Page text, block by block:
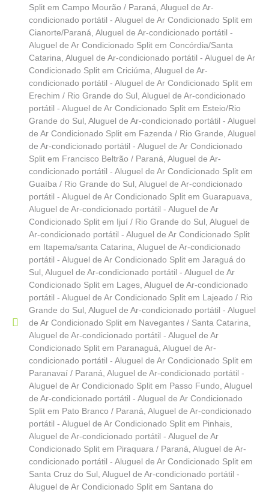
Split em Campo Mourão / Paraná Aluguel de Ar-
condicionado portátil - Aluguel de Ar Condicionado Split em
Cianorte/Paraná Aluguel de Ar-condicionado portátil -
Aluguel de Ar Condicionado Split em Concórdia/Santa
Catarina Aluguel de Ar-condicionado portátil - Aluguel de Ar
Condicionado Split em Criciúma Aluguel de Ar-
condicionado portátil - Aluguel de Ar Condicionado Split em
Erechim / Rio Grande do Sul Aluguel de Ar-condicionado
portátil - Aluguel de Ar Condicionado Split em Esteio/Rio
Grande do Sul Aluguel de Ar-condicionado portátil - Aluguel
de Ar Condicionado Split em Fazenda / Rio Grande Aluguel
de Ar-condicionado portátil - Aluguel de Ar Condicionado
Split em Francisco Beltrão / Paraná Aluguel de Ar-
condicionado portátil - Aluguel de Ar Condicionado Split em
Guaíba / Rio Grande do Sul Aluguel de Ar-condicionado
portátil - Aluguel de Ar Condicionado Split em Guarapuava
Aluguel de Ar-condicionado portátil - Aluguel de Ar
Condicionado Split em Ijuí / Rio Grande do Sul Aluguel de
Ar-condicionado portátil - Aluguel de Ar Condicionado Split
em Itapema/santa Catarina Aluguel de Ar-condicionado
portátil - Aluguel de Ar Condicionado Split em Jaraguá do
Sul Aluguel de Ar-condicionado portátil - Aluguel de Ar
Condicionado Split em Lages Aluguel de Ar-condicionado
portátil - Aluguel de Ar Condicionado Split em Lajeado / Rio
Grande do Sul Aluguel de Ar-condicionado portátil - Aluguel
de Ar Condicionado Split em Navegantes / Santa Catarina
Aluguel de Ar-condicionado portátil - Aluguel de Ar
Condicionado Split em Paranaguá Aluguel de Ar-
condicionado portátil - Aluguel de Ar Condicionado Split em
Paranavaí / Paraná Aluguel de Ar-condicionado portátil -
Aluguel de Ar Condicionado Split em Passo Fundo Aluguel
de Ar-condicionado portátil - Aluguel de Ar Condicionado
Split em Pato Branco / Paraná Aluguel de Ar-condicionado
portátil - Aluguel de Ar Condicionado Split em Pinhais
Aluguel de Ar-condicionado portátil - Aluguel de Ar
Condicionado Split em Piraquara / Paraná Aluguel de Ar-
condicionado portátil - Aluguel de Ar Condicionado Split em
Santa Cruz do Sul Aluguel de Ar-condicionado portátil -
Aluguel de Ar Condicionado Split em Santana do